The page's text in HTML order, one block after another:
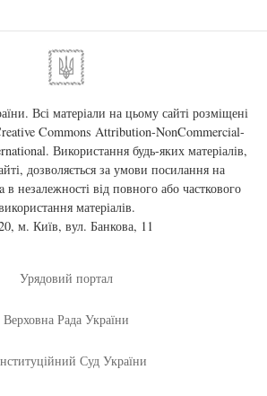
Всі матеріали на цьому сайті розміщені
Commons Attribution-NonCommercial-
. Використання будь-яких матеріалів,
дозволяється за умови посилання на
в незалежності від повного або часткового
матеріалів.
м. Київ, вул. Банкова, 11
Урядовий портал
Верховна Рада України
Суд України